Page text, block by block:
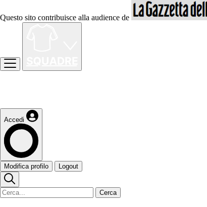
Questo sito contribuisce alla audience de
Accedi
Modifica profilo Logout
Cerca